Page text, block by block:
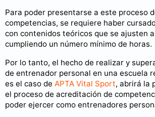
Para poder presentarse a este proceso
competencias, se requiere haber
con contenidos teóricos que se ajusten
cumpliendo un número mínimo de horas.
Por lo tanto, el hecho de realizar y
de entrenador personal en una escuela
es el caso de APTA Vital Sport, abrirá la
el proceso de acreditación de
poder ejercer como entrenadores